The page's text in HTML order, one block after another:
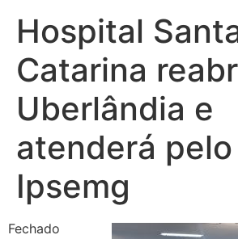
Hospital
Catarina
Uberlândia e
atenderá pelo
Ipsemg
Fechado